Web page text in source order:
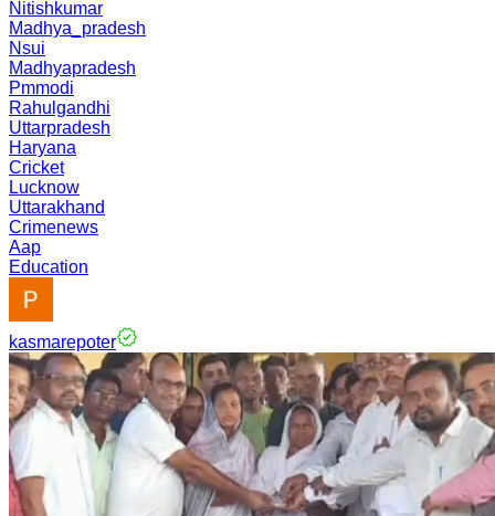
Nitishkumar
Madhya_pradesh
Nsui
Madhyapradesh
Pmmodi
Rahulgandhi
Uttarpradesh
Haryana
Cricket
Lucknow
Uttarakhand
Crimenews
Aap
Education
kasmarepoter